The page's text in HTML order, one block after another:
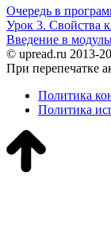
Очередь в
Урок 3. Свойства
Введение в
© upread.ru 2013-
При перепечатке
Политика
Политика